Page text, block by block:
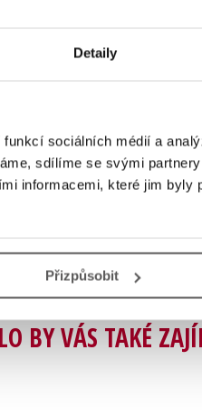
Detaily
sociálních médií a
sdílíme se svými
informacemi, které jim byly
Přizpůsobit
mohou vkládat pouze
BY VÁS TAKÉ